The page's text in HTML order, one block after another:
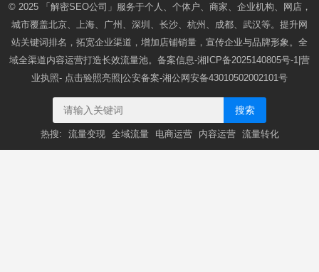
© 2025 「解密SEO公司」 服务于个人、个体户、商家、企业机构、网店，
城市覆盖北京、上海、广州、深圳、长沙、杭州、成都、武汉等。提升网
站关键词排名，拓宽企业渠道，增加店铺销量，宣传企业与品牌形象。全
域全渠道内容运营打造长效流量池。备案信息-湘ICP备2025140805号-1 |营
业执照- 点击验照亮照 |公安备案-湘公网安备43010502002101号
搜索
热搜: 流量变现 全域流量 电商运营 内容运营 流量转化